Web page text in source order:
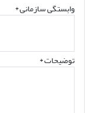
وابستگی سازمانی *
توضیحات *